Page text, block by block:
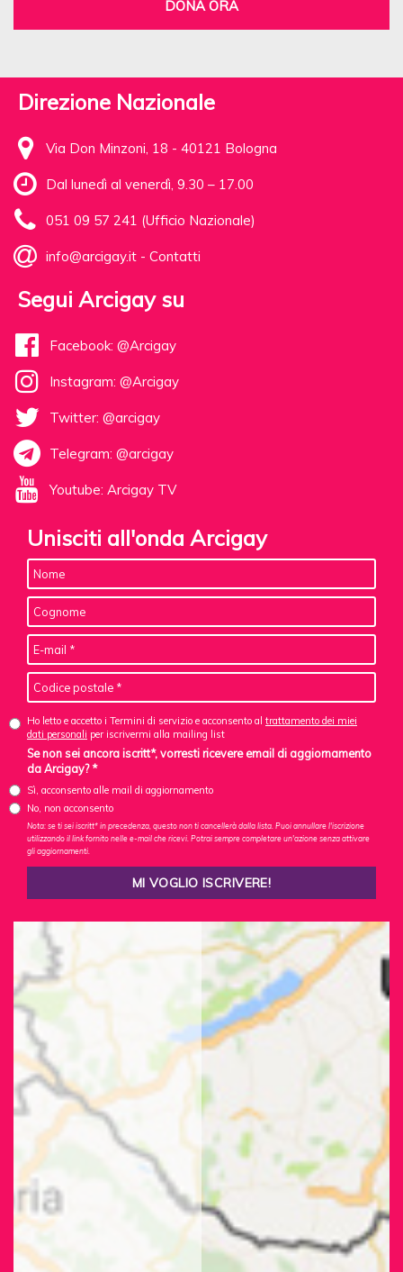
DONA ORA
Direzione Nazionale
Via Don Minzoni, 18 - 40121 Bologna
Dal lunedì al venerdì, 9.30 – 17.00
051 09 57 241 (Ufficio Nazionale)
info@arcigay.it - Contatti
Segui Arcigay su
Facebook: @Arcigay
Instagram: @Arcigay
Twitter: @arcigay
Telegram: @arcigay
Youtube: Arcigay TV
Unisciti all'onda Arcigay
Ho letto e accetto i Termini di servizio e acconsento al trattamento dei miei
dati personali per iscrivermi alla mailing list
Se non sei ancora iscritt*, vorresti ricevere email di aggiornamento
da Arcigay? *
Sì, acconsento alle mail di aggiornamento
No, non acconsento
Nota: se ti sei iscritt* in precedenza, questo non ti cancellerà dalla lista. Puoi annullare l'iscrizione
utilizzando il link fornito nelle e-mail che ricevi. Potrai sempre completare un'azione senza attivare
gli aggiornamenti.